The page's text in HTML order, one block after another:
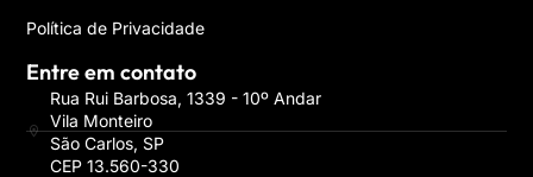
Política de Privacidade
Entre em contato
Rua Rui Barbosa, 1339 - 10º Andar
Vila Monteiro
São Carlos, SP
CEP 13.560-330